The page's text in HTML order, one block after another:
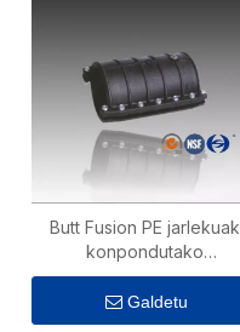
Butt Fusion PE jarlekuak
konpondutako
akoplamendua
Galdetu